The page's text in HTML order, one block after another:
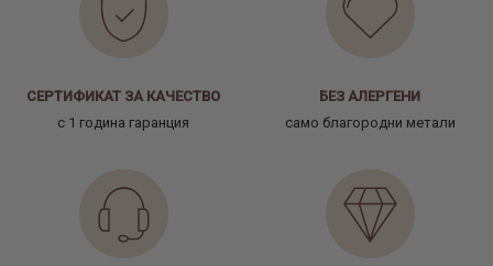
СЕРТИФИКАТ ЗА КАЧЕСТВО
с 1 година гаранция
БЕЗ АЛЕРГЕНИ
само благородни метали